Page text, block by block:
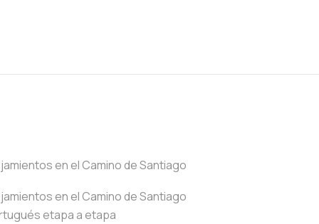
en el Camino de Santiago
en el Camino de Santiago
etapa a etapa